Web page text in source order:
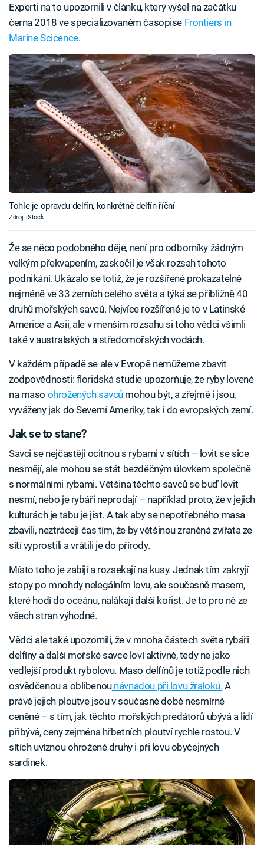
Experti na to upozornili v článku, který vyšel na začátku
černa 2018 ve specializovaném časopise Frontiers in
Marine Scicence.
Tohle je opravdu delfín, konkrétně delfín říční
Zdroj: iStock
Že se něco podobného děje, není pro odborníky žádným
velkým překvapením, zaskočil je však rozsah tohoto
podnikání. Ukázalo se totiž, že je rozšířené prokazatelně
nejméně ve 33 zemích celého světa a týká se přibližně 40
druhů mořských savců. Nejvíce rozšířené je to v Latinské
Americe a Asii, ale v menším rozsahu si toho vědci všimli
také v australských a středomořských vodách.
V každém případě se ale v Evropě nemůžeme zbavit
zodpovědnosti: floridská studie upozorňuje, že ryby lovené
na maso ohrožených savcůmohou být, a zřejmě i jsou,
vyváženy jak do Severní Ameriky, tak i do evropských zemí.
Jak se to stane?
Savci se nejčastěji ocitnou s rybami v sítích – lovit se sice
nesmějí, ale mohou se stát bezděčným úlovkem společně
s normálními rybami. Většina těchto savců se buď lovit
nesmí, nebo je rybáři neprodají – například proto, že v jejich
kulturách je tabu je jíst. A tak aby se nepotřebného masa
zbavili, neztrácejí čas tím, že by většinou zraněná zvířata ze
sítí vyprostili a vrátili je do přírody.
Místo toho je zabijí a rozsekají na kusy. Jednak tím zakryjí
stopy po mnohdy nelegálním lovu, ale současně masem,
které hodí do oceánu, nalákají další kořist. Je to pro ně ze
všech stran výhodné.
Vědci ale také upozornili, že v mnoha částech světa rybáři
delfíny a další mořské savce loví aktivně, tedy ne jako
vedlejší produkt rybolovu. Maso delfínů je totiž podle nich
osvědčenou a oblíbenounávnadou při lovu žraloků. A
právě jejich ploutve jsou v současné době nesmírně
ceněné – s tím, jak těchto mořských predátorů ubývá a lidí
přibývá, ceny zejména hřbetních ploutví rychle rostou. V
sítích uvíznou ohrožené druhy i při lovu obyčejných
sardinek.